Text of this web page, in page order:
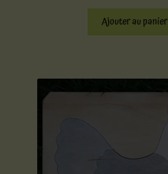
Ajouter au panier